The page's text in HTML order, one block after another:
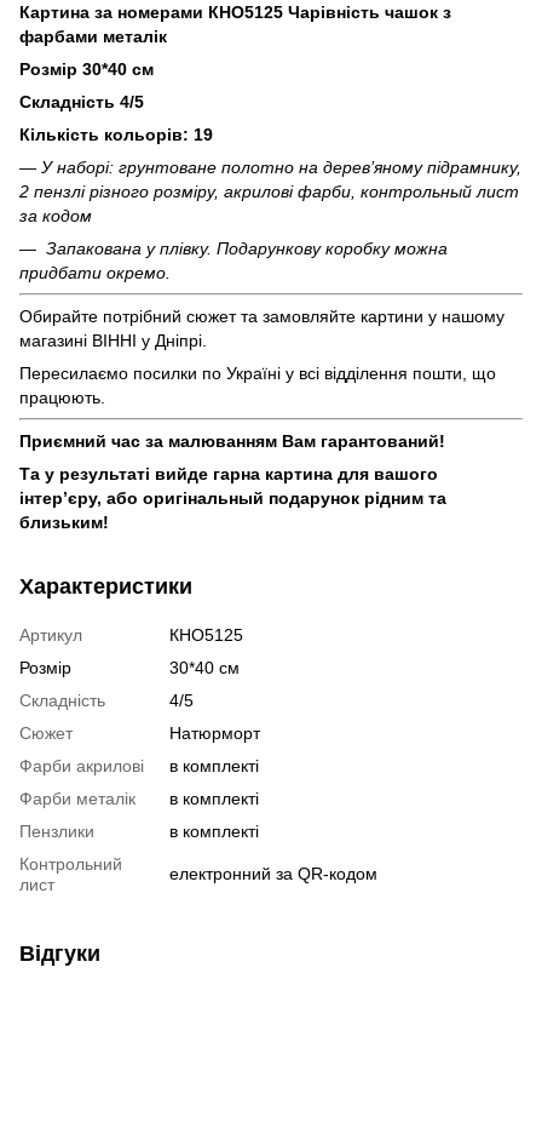
Картина за номерами КНО5125 Чарівність чашок з
фарбами металік
Розмір 30*40 см
Складність 4/5
Кількість кольорів: 19
— У наборі: грунтоване полотно на дерев’яному підрамнику,
2 пензлі різного розміру, акрилові фарби, контрольный лист
за кодом
— Запакована у плівку. Подарункову коробку можна
придбати окремо.
Обирайте потрібний сюжет та замовляйте картини у нашому
магазині ВІННІ у Дніпрі.
Пересилаємо посилки по Україні у всі відділення пошти, що
працюють.
Приємний час за малюванням Вам гарантований!
Та у результаті вийде гарна картина для вашого
інтер’єру, або оригінальный подарунок рідним та
близьким!
Характеристики
Артикул
КНО5125
Розмір
30*40 см
Складність
4/5
Сюжет
Натюрморт
Фарби акрилові
в комплекті
Фарби металік
в комплекті
Пензлики
в комплекті
Контрольний
лист
електронний за QR-кодом
Відгуки